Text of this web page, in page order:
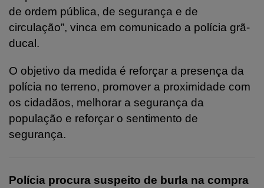
de ordem pública, de segurança e de
circulação”, vinca em comunicado a polícia grã-
ducal.
O objetivo da medida é reforçar a presença da
polícia no terreno, promover a proximidade com
os cidadãos, melhorar a segurança da
população e reforçar o sentimento de
segurança.
Polícia procura suspeito de burla na compra